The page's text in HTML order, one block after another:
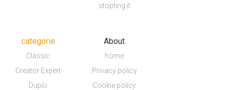
stopting.it
categorie
Classic
Creator Expert
Duplo
About
home
Privacy policy
Cookie policy